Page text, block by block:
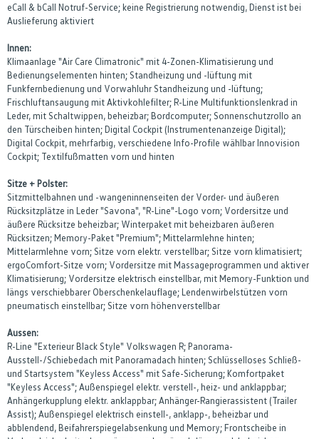
eCall & bCall Notruf-Service; keine Registrierung notwendig, Dienst ist bei
Auslieferung aktiviert
Innen:
Klimaanlage "Air Care Climatronic" mit 4-Zonen-Klimatisierung und
Bedienungselementen hinten; Standheizung und -lüftung mit
Funkfernbedienung und Vorwahluhr Standheizung und -lüftung;
Frischluftansaugung mit Aktivkohlefilter; R-Line Multifunktionslenkrad in
Leder, mit Schaltwippen, beheizbar; Bordcomputer; Sonnenschutzrollo an
den Türscheiben hinten; Digital Cockpit (Instrumentenanzeige Digital);
Digital Cockpit, mehrfarbig, verschiedene Info-Profile wählbar Innovision
Cockpit; Textilfußmatten vorn und hinten
Sitze + Polster:
Sitzmittelbahnen und -wangeninnenseiten der Vorder- und äußeren
Rücksitzplätze in Leder "Savona", "R-Line"-Logo vorn; Vordersitze und
äußere Rücksitze beheizbar; Winterpaket mit beheizbaren äußeren
Rücksitzen; Memory-Paket "Premium"; Mittelarmlehne hinten;
Mittelarmlehne vorn; Sitze vorn elektr. verstellbar; Sitze vorn klimatisiert;
ergoComfort-Sitze vorn; Vordersitze mit Massageprogrammen und aktiver
Klimatisierung; Vordersitze elektrisch einstellbar, mit Memory-Funktion und
längs verschiebbarer Oberschenkelauflage; Lendenwirbelstützen vorn
pneumatisch einstellbar; Sitze vorn höhenverstellbar
Aussen:
R-Line "Exterieur Black Style" Volkswagen R; Panorama-
Ausstell-/Schiebedach mit Panoramadach hinten; Schlüsselloses Schließ-
und Startsystem "Keyless Access" mit Safe-Sicherung; Komfortpaket
"Keyless Access"; Außenspiegel elektr. verstell-, heiz- und anklappbar;
Anhängerkupplung elektr. anklappbar; Anhänger-Rangierassistent (Trailer
Assist); Außenspiegel elektrisch einstell-, anklapp-, beheizbar und
abblendend, Beifahrerspiegelabsenkung und Memory; Frontscheibe in